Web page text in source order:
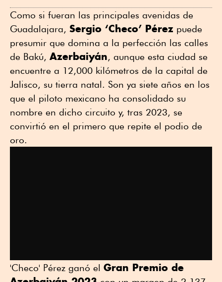
Como si fueran las principales avenidas de
Guadalajara, Sergio ‘Checo’ Pérez puede
presumir que domina a la perfección las calles
de Bakú, Azerbaiyán, aunque esta ciudad se
encuentre a 12,000 kilómetros de la capital de
Jalisco, su tierra natal. Son ya siete años en los
que el piloto mexicano ha consolidado su
nombre en dicho circuito y, tras 2023, se
convirtió en el primero que repite el podio de
oro.
'Checo' Pérez ganó el Gran Premio de